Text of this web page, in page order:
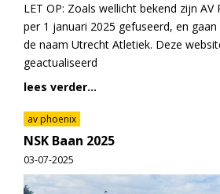
LET OP: Zoals wellicht bekend zijn AV
per 1 januari 2025 gefuseerd, en
de naam Utrecht Atletiek. Deze
geactualiseerd
lees verder...
av phoenix
NSK Baan 2025
03-07-2025